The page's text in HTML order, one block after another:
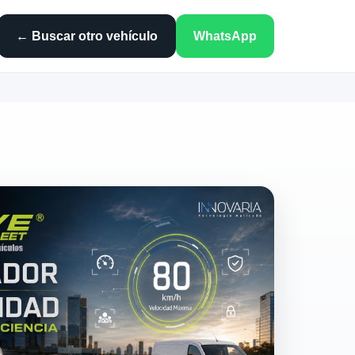
← Buscar otro vehículo WhatsApp